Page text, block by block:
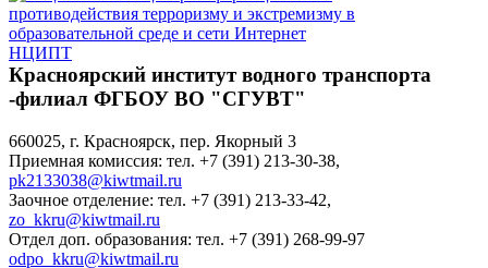
НЦИПТ
Красноярский институт водного транспорта
-филиал ФГБОУ ВО "СГУВТ"
660025, г. Красноярск, пер. Якорный 3
Приемная комиссия: тел. +7 (391) 213-30-38,
pk2133038@kiwtmail.ru
Заочное отделение: тел. +7 (391) 213-33-42,
zo_kkru@kiwtmail.ru
Отдел доп. образования: тел. +7 (391) 268-99-97
odpo_kkru@kiwtmail.ru